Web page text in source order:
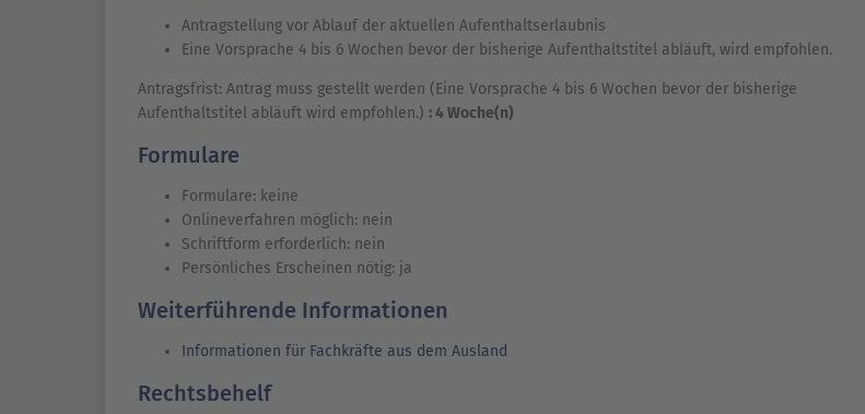
Antragstellung vor Ablauf der aktuellen Aufenthaltserlaubnis
Eine Vorsprache 4 bis 6 Wochen bevor der bisherige Aufenthaltstitel abläuft, wird empfohlen.
Antragsfrist: Antrag muss gestellt werden (Eine Vorsprache 4 bis 6 Wochen bevor der bisherige
Aufenthaltstitel abläuft wird empfohlen.) : 4 Woche(n)
Formulare
Formulare: keine
Onlineverfahren möglich: nein
Schriftform erforderlich: nein
Persönliches Erscheinen nötig: ja
Weiterführende Informationen
Informationen für Fachkräfte aus dem Ausland
Rechtsbehelf